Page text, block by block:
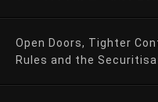
Open Doors, Tighter
Rules and the